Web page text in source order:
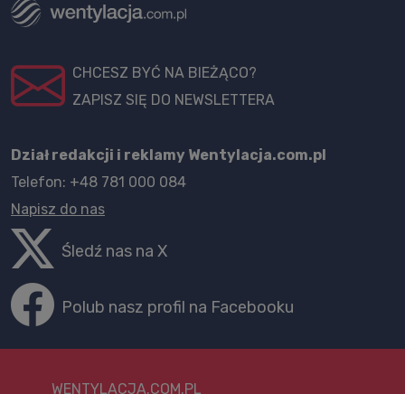
CHCESZ BYĆ NA BIEŻĄCO?
ZAPISZ SIĘ DO NEWSLETTERA
Dział redakcji i reklamy Wentylacja.com.pl
Telefon: +48 781 000 084
Napisz do nas
Śledź nas na X
Polub nasz profil na Facebooku
WENTYLACJA.COM.PL